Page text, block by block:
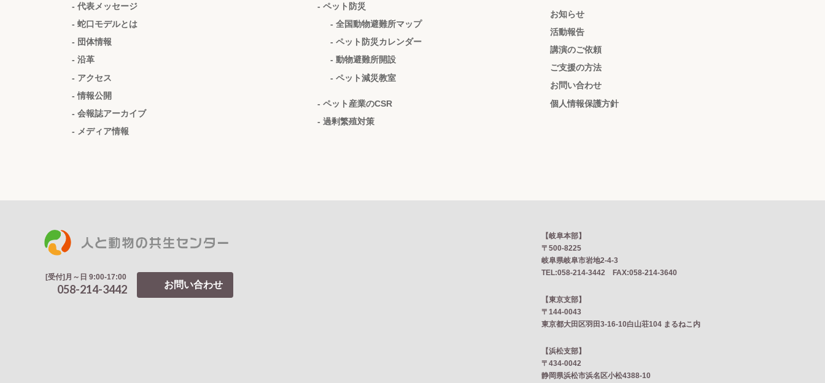
- 代表メッセージ
- 蛇口モデルとは
- 団体情報
- 沿革
- アクセス
- 情報公開
- 会報誌アーカイブ
- メディア情報
- ペット防災
- 全国動物避難所マップ
- ペット防災カレンダー
- 動物避難所開設
- ペット減災教室
- ペット産業のCSR
- 過剰繁殖対策
お知らせ
活動報告
講演のご依頼
ご支援の方法
お問い合わせ
個人情報保護方針
[受付]月～日 9:00-17:00
058-214-3442 お問い合わせ
【岐阜本部】
〒500-8225
岐阜県岐阜市岩地2‐4‐3
TEL:058-214-3442 FAX:058-214-3640
【東京支部】
〒144-0043
東京都大田区羽田3-16-10白山荘104 まるねこ内
【浜松支部】
〒434-0042
静岡県浜松市浜名区小松4388-10